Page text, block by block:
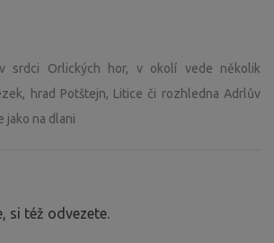
srdci Orlických hor, v okolí vede několik
hrad Potštejn, Litice či rozhledna Adrlův
jako na dlani
si též odvezete.